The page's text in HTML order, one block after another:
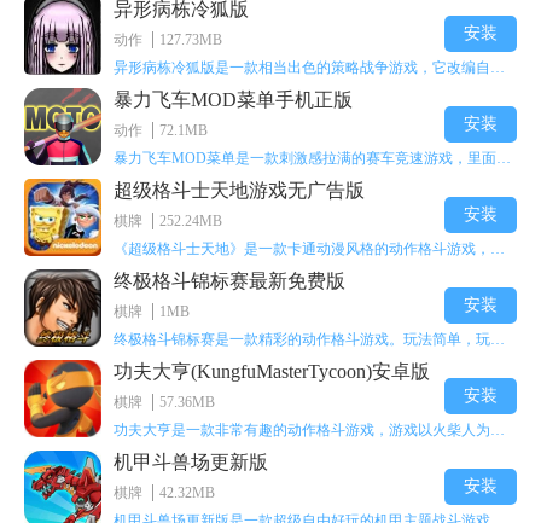
异形病栋冷狐版
动作
127.73MB
异形病栋冷狐版是一款相当出色的策略战争游戏，它改编自同名电影。玩家会进入一座遍布未知与恐惧的废弃病楼，探寻里面的秘密，揭开潜藏在黑暗里的真相。在游戏过程中，玩家要收集线索和道具，破解各种谜团，还要躲避或者对抗怪物。这款游戏支持中文字幕，能带来沉浸式的恐怖体验，很适合喜爱恐怖解谜的玩家。
安装
暴力飞车MOD菜单手机正版
动作
72.1MB
暴力飞车MOD菜单是一款刺激感拉满的赛车竞速游戏，里面有海量顶级超跑等着玩家去解锁和驾驶。游戏还加入了充满悬念的隐藏宝箱系统，打开宝箱能获得稀有道具、性能强化组件和特殊奖励，这些都能大大提高通关效率和竞技优势，玩起来紧张又爽快，沉浸感特别强。
安装
超级格斗士天地游戏无广告版
棋牌
252.24MB
《超级格斗士天地》是一款卡通动漫风格的动作格斗游戏，能瞬间点燃你的格斗激情，让你迅速热血沸腾。游戏里有海绵宝宝、超能小子、幻影丹尼等众多热门角色可供挑选，趣味性拉满，玩起来容易上瘾，绝对是打发无聊时光的绝佳选择。对这款游戏感兴趣的朋友，欢迎来天尚站体验~
安装
终极格斗锦标赛最新免费版
棋牌
1MB
终极格斗锦标赛是一款精彩的动作格斗游戏。玩法简单，玩家只需滑动手势，就能施展出华丽的史诗动作与超级连招。不断提升、升级你的战斗技能吧！欢迎前来体验！在原有基础上，操作体验进行了一定优化，玩家操作将更加简洁流畅，还能为角色添加特殊能力与招式。喜欢这类游戏的玩家可千万别错过！
安装
功夫大亨(KungfuMasterTycoon)安卓版
棋牌
57.36MB
功夫大亨是一款非常有趣的动作格斗游戏，游戏以火柴人为角色形象，不同职业的角色都拥有独特的特殊效果。玩家可以选择自己喜爱的角色挑战关卡，在关卡中通过施展连续特技来消灭怪物。游戏有着精彩的战斗方式和炫酷的特效，喜欢这类游戏的玩家快来体验功夫大亨吧！
安装
机甲斗兽场更新版
棋牌
42.32MB
安装